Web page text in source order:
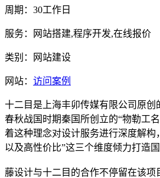
周期：30工作日
服务：网站搭建,程序开发,在线报价
类别：网站建设
网站： 访问案例
十二目是上海丰卯传媒有限公司原
春秋战国时期秦国所创立的“物勒工
着这种理念对设计服务进行深度解
以及高性价比”这三个维度倾力打造
藤设计与十二目的合作不停留在该